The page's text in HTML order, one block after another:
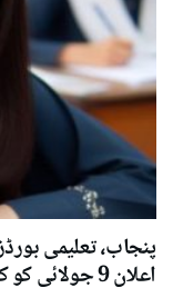
اعلان 9 جولائی کو کریں گے